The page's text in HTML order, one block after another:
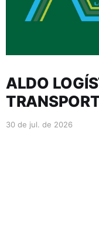
ALDO
30 de jul. de 2026